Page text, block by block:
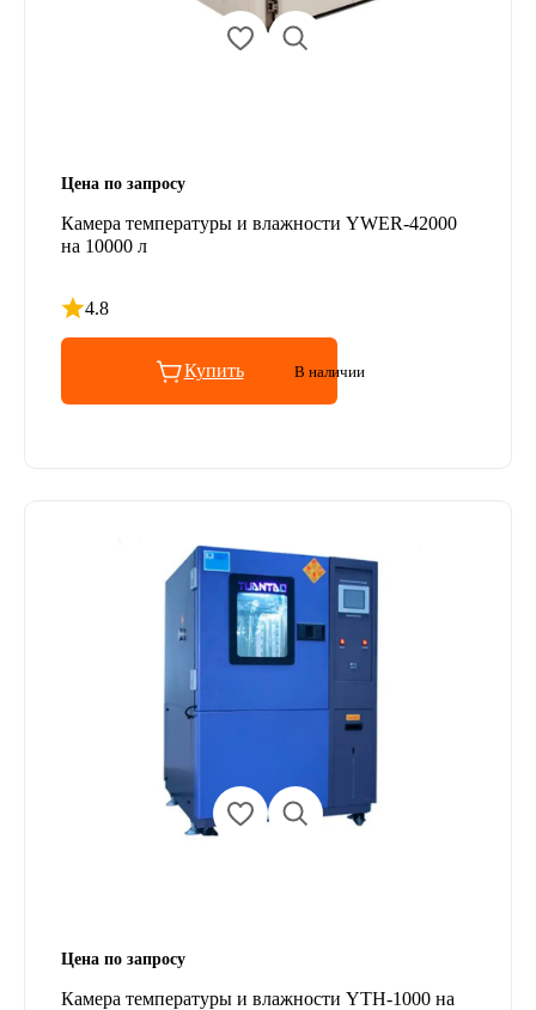
Цена по запросу
Камера температуры и влажности YWER-42000
на 10000 л
4.8
Рейтинг 4.8 из 5
Купить В наличии
Цена по запросу
Камера температуры и влажности YTH-1000 на